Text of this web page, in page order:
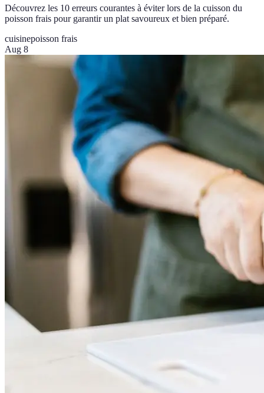
Découvrez les 10 erreurs courantes à éviter lors de la cuisson du
poisson frais pour garantir un plat savoureux et bien préparé.
cuisinepoisson frais
Aug 8